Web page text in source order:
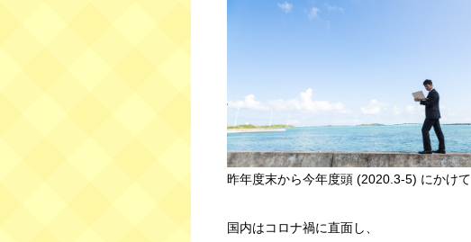
昨年度末から今年度頭 (2020.3-5) にかけて
国内はコロナ禍に直面し、